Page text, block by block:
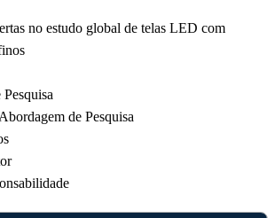
no estudo global de telas LED com
de Pesquisa